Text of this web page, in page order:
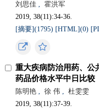
刘思佳 ,
霍洪军
2019, 38(11):34-36.
[摘要](1795) [HTML](0)
重大疾病防治用药、公
药品价格水平中日比较
陈明艳 , 徐 伟 ,
杜雯雯
2019, 38(11):37-39.